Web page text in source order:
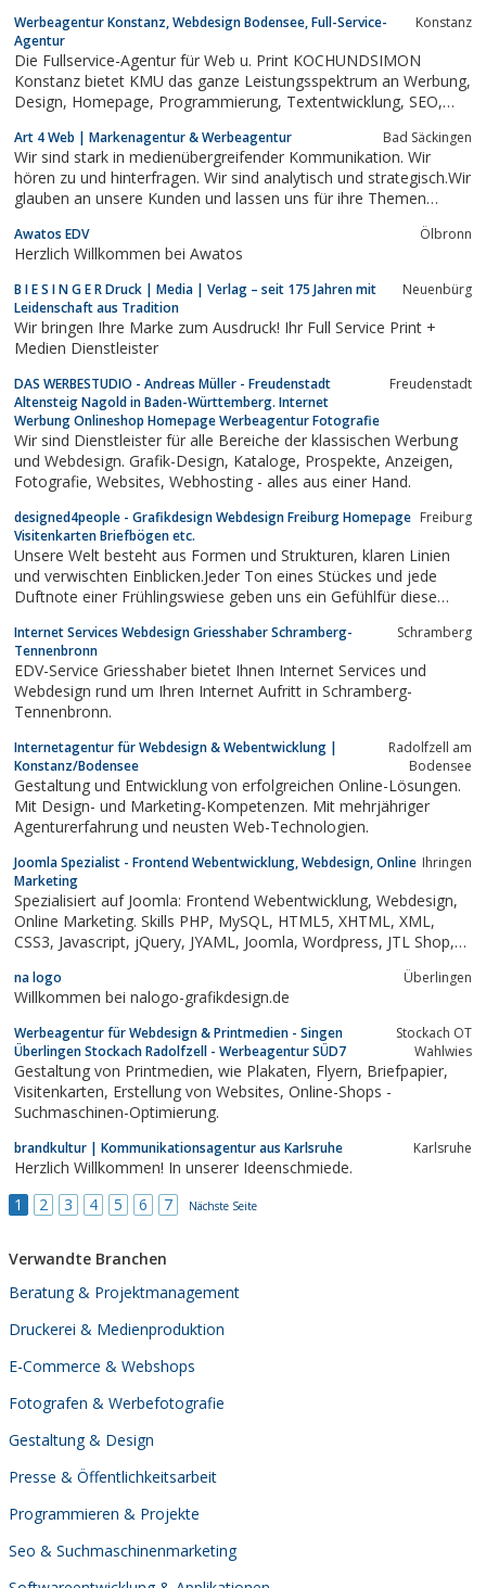
Werbeagentur Konstanz, Webdesign Bodensee, Full-Service-
Agentur
Konstanz
Die Fullservice-Agentur für Web u. Print KOCHUNDSIMON
Konstanz bietet KMU das ganze Leistungsspektrum an Werbung,
Design, Homepage, Programmierung, Textentwicklung, SEO,
Art 4 Web | Markenagentur & Werbeagentur Bad Säckingen
Wir sind stark in medienübergreifender Kommunikation. Wir
hören zu und hinterfragen. Wir sind analytisch und strategisch.Wir
glauben an unsere Kunden und lassen uns für ihre Themen
Produkt das Potential hat zu einer echten Marke zu
werden.Deshalb wollen wir verstehen um...
Awatos EDV Ölbronn
Herzlich Willkommen bei Awatos
B I E S I N G E R Druck | Media | Verlag – seit 175 Jahren mit
Leidenschaft aus Tradition
Neuenbürg
Wir bringen Ihre Marke zum Ausdruck! Ihr Full Service Print +
Medien Dienstleister
DAS WERBESTUDIO - Andreas Müller - Freudenstadt
Altensteig Nagold in Baden-Württemberg. Internet
Werbung Onlineshop Homepage Werbeagentur Fotografie
Freudenstadt
Wir sind Dienstleister für alle Bereiche der klassischen Werbung
und Webdesign. Grafik-Design, Kataloge, Prospekte, Anzeigen,
Fotografie, Websites, Webhosting - alles aus einer Hand.
designed4people - Grafikdesign Webdesign Freiburg Homepage
Visitenkarten Briefbögen etc.
Freiburg
Unsere Welt besteht aus Formen und Strukturen, klaren Linien
und verwischten Einblicken.Jeder Ton eines Stückes und jede
Duftnote einer Frühlingswiese geben uns ein Gefühlfür diese
auch einen Eindruck,der bleibt. So sehen wir auch...
Internet Services Webdesign Griesshaber Schramberg-
Tennenbronn
Schramberg
EDV-Service Griesshaber bietet Ihnen Internet Services und
Webdesign rund um Ihren Internet Aufritt in Schramberg-
Tennenbronn.
Internetagentur für Webdesign & Webentwicklung |
Konstanz/Bodensee
Radolfzell am
Bodensee
Gestaltung und Entwicklung von erfolgreichen Online-Lösungen.
Mit Design- und Marketing-Kompetenzen. Mit mehrjähriger
Agenturerfahrung und neusten Web-Technologien.
Joomla Spezialist - Frontend Webentwicklung, Webdesign, Online
Marketing
Ihringen
Spezialisiert auf Joomla: Frontend Webentwicklung, Webdesign,
Online Marketing. Skills PHP, MySQL, HTML5, XHTML, XML,
CSS3, Javascript, jQuery, JYAML, Joomla, Wordpress, JTL Shop,
Administration (Plesk, Confixx, IIS). Systemarchitektur,
Administration, Template...
na logo Überlingen
Willkommen bei nalogo-grafikdesign.de
Werbeagentur für Webdesign & Printmedien - Singen
Überlingen Stockach Radolfzell - Werbeagentur SÜD7
Stockach OT
Wahlwies
Gestaltung von Printmedien, wie Plakaten, Flyern, Briefpapier,
Visitenkarten, Erstellung von Websites, Online-Shops -
Suchmaschinen-Optimierung.
brandkultur | Kommunikationsagentur aus Karlsruhe Karlsruhe
Herzlich Willkommen! In unserer Ideenschmiede.
1
2 3 4 5 6 7 Nächste Seite
Verwandte Branchen
Beratung & Projektmanagement
Druckerei & Medienproduktion
E-Commerce & Webshops
Fotografen & Werbefotografie
Gestaltung & Design
Presse & Öffentlichkeitsarbeit
Programmieren & Projekte
Seo & Suchmaschinenmarketing